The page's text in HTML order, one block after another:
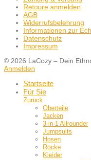
Retoure anmelden
AGB
Widerrufsbelehrung
Informationen zur
Datenschutz
Impressum
© 2026 LaCozy – Dein
Anmelden
Startseite
Für Sie
Zurück
Oberteile
Jacken
3-in-1 Allrounder
Jumpsuits
Hosen
Röcke
Kleider